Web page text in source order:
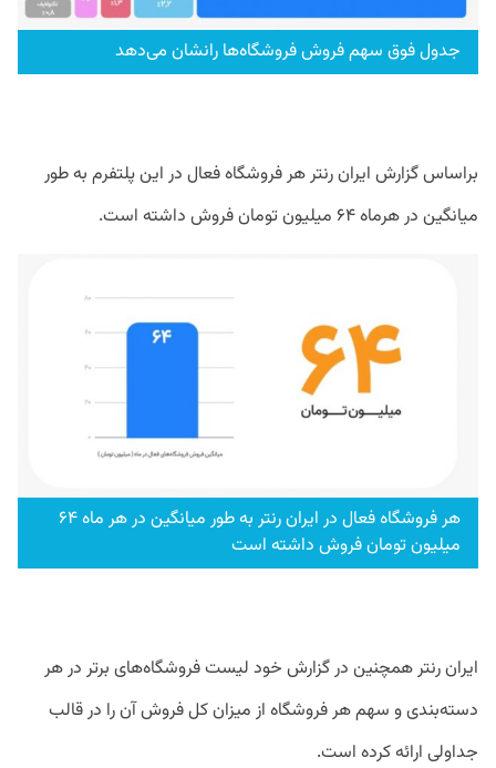
جدول فوق سهم فروش فروشگاه‌ها رانشان می‌دهد
براساس گزارش ایران‌ رنتر هر فروشگاه فعال در این پلتفرم به طور
میانگین در هرماه ۶۴ میلیون تومان فروش داشته است.
هر فروشگاه فعال در ایران‌ رنتر به طور میانگین در هر ماه ۶۴
میلیون تومان فروش داشته است
ایران‌ رنتر همچنین در گزارش خود لیست فروشگاه‌های برتر در هر
دسته‌بندی و سهم هر فروشگاه از میزان کل فروش آن را در قالب
جداولی ارائه کرده است.